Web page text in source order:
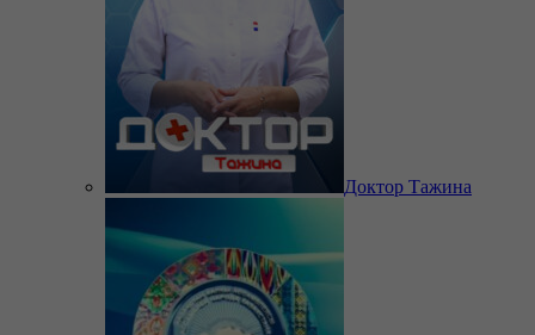
Доктор Тажина